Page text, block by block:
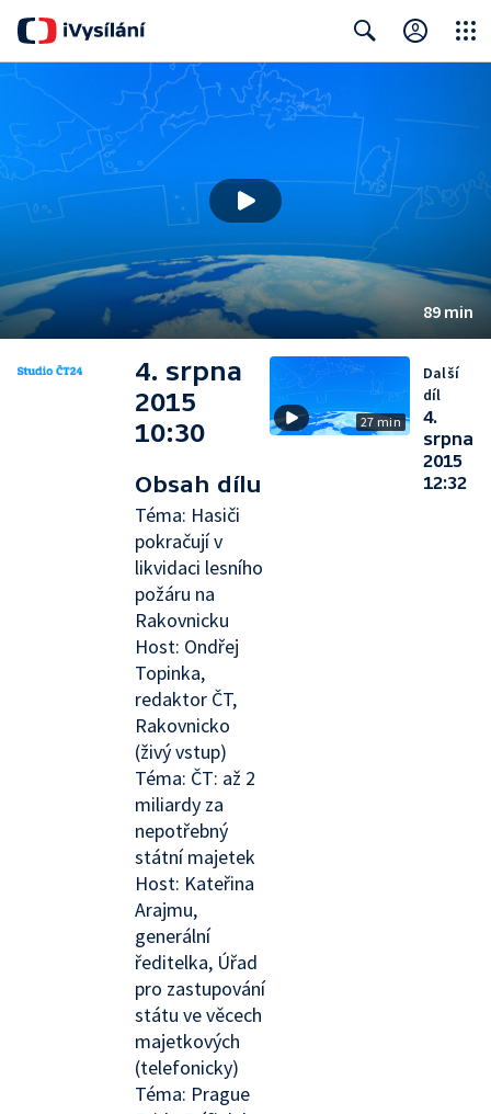
89 min
4. srpna
2015
10:30
Obsah dílu
Téma: Hasiči
pokračují v
likvidaci lesního
požáru na
Rakovnicku
Host: Ondřej
Topinka,
redaktor ČT,
Rakovnicko
(živý vstup)
Téma: ČT: až 2
miliardy za
nepotřebný
státní majetek
Host: Kateřina
Arajmu,
generální
ředitelka, Úřad
pro zastupování
státu ve věcech
majetkových
(telefonicky)
Téma: Prague
27 min
Další
díl
4.
srpna
2015
12:32